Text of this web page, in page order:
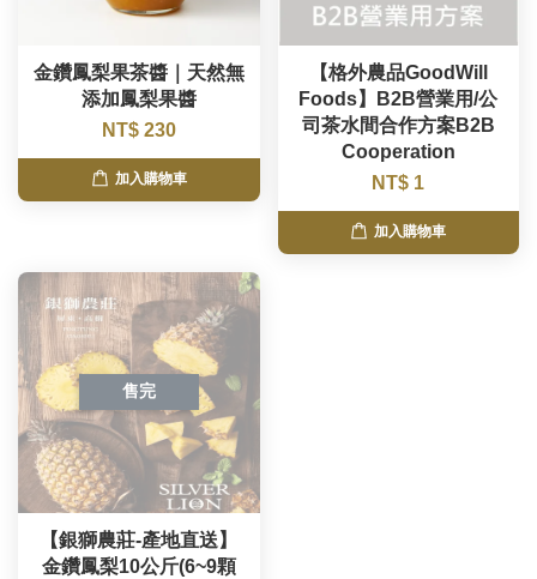
金鑽鳳梨果茶醬｜天然無
添加鳳梨果醬
NT$ 230
加入購物車
【格外農品GoodWill
Foods】B2B營業用/公
司茶水間合作方案B2B
Cooperation
NT$ 1
加入購物車
售完
【銀獅農莊-產地直送】
金鑽鳳梨10公斤(6~9顆